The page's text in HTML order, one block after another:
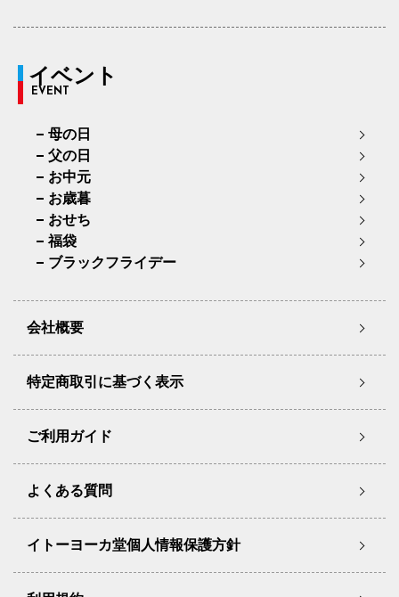
イベント
EVENT
母の日
父の日
お中元
お歳暮
おせち
福袋
ブラックフライデー
会社概要
特定商取引に基づく表示
ご利用ガイド
よくある質問
イトーヨーカ堂個人情報保護方針